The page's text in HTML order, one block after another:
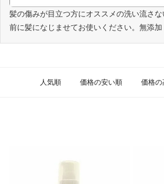
髪の傷みが目立つ方にオススメの洗い流さ
前に髪になじませてお使いください。無添加
人気順 価格の安い順 価格の